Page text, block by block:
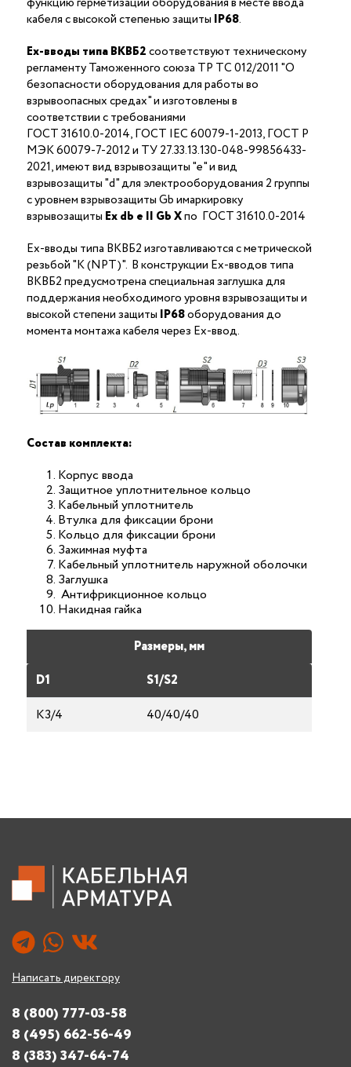
кабеля с высокой степенью защиты IP68.
Ex-вводы типа ВКВБ2соответствуют техническому
регламенту Таможенного союза ТР ТС 012/2011 "О
безопасности оборудования для работы во
взрывоопасных средах" и изготовлены в
соответствии с требованиями
ГОСТ 31610.0-2014, ГОСТ IEC 60079-1-2013, ГОСТ Р
МЭК 60079-7-2012 и ТУ 27.33.13.130-048-99856433-
2021, имеют вид взрывозащиты "е" и вид
взрывозащиты "d" для электрооборудования 2 группы
с уровнем взрывозащиты Gb имаркировку
взрывозащиты Ехdb е II Gb Xпо ГОСТ 31610.0-2014
Ex-вводы типа ВКВБ2 изготавливаются с метрической
резьбой "K (NPT)". В конструкции Ex-вводов типа
ВКВБ2 предусмотрена специальная заглушка для
поддержания необходимого уровня взрывозащиты и
высокой степени защиты IP68оборудования до
момента монтажа кабеля через Ex-ввод.
Состав комплекта:
Корпус ввода
Защитное уплотнительное кольцо
Кабельный уплотнитель
Втулка для фиксации брони
Кольцо для фиксации брони
Зажимная муфта
Кабельный уплотнитель наружной оболочки
Заглушка
Антифрикционное кольцо
Накидная гайка
Размеры, мм
D1
S1/S2
К3/4
40/40/40
Написать директору
8 (800) 777-03-58
8 (495) 662-56-49
8 (383) 347-64-74